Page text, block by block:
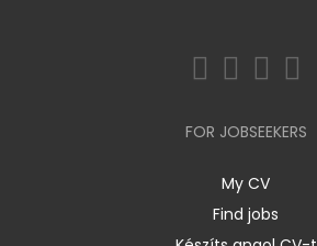
FOR JOBSEEKERS
My CV
Find jobs